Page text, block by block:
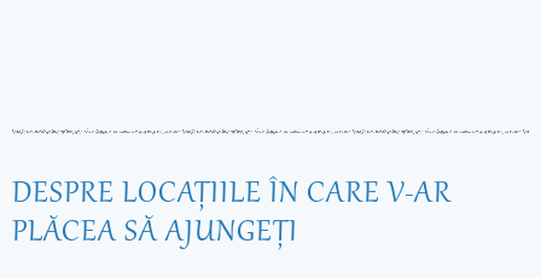
DESPRE LOCAŢIILE ÎN CARE V-AR
PLĂCEA SĂ AJUNGEŢI